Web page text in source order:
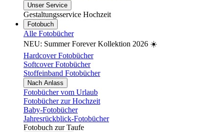
Unser Service
Gestaltungsservice Hochzeit
Fotobuch
Alle Fotobücher
NEU: Summer Forever Kollektion 2026 ☀️
Hardcover Fotobücher
Softcover Fotobücher
Stoffeinband Fotobücher
Nach Anlass
Fotobücher vom Urlaub
Fotobücher zur Hochzeit
Baby-Fotobücher
Jahresrückblick-Fotobücher
Fotobuch zur Taufe